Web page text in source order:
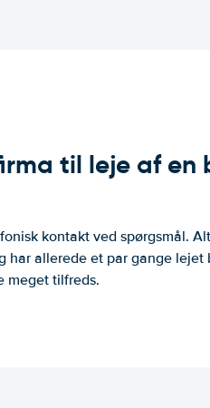
til leje af en
kontakt ved spørgsmål.
har allerede et par gange lejet
meget tilfreds.